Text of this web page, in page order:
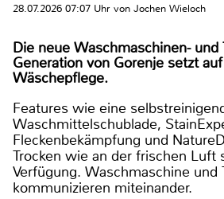
28.07.2026 07:07 Uhr von Jochen Wieloch
Die neue Waschmaschinen- und
Generation von Gorenje setzt
Wäschepflege.
Features wie eine
Waschmittelschublade,
Fleckenbekämpfung und
Trocken wie an der frischen Luft
Verfügung. Waschmaschine und
kommunizieren miteinander.